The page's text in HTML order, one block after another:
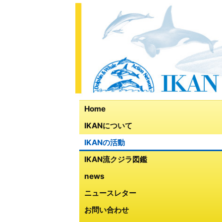
Home
IKANについて
IKANの活動
IKAN流クジラ図鑑
news
ニュースレター
お問い合わせ